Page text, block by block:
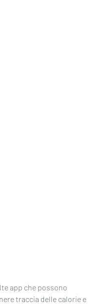
traccia delle calorie e